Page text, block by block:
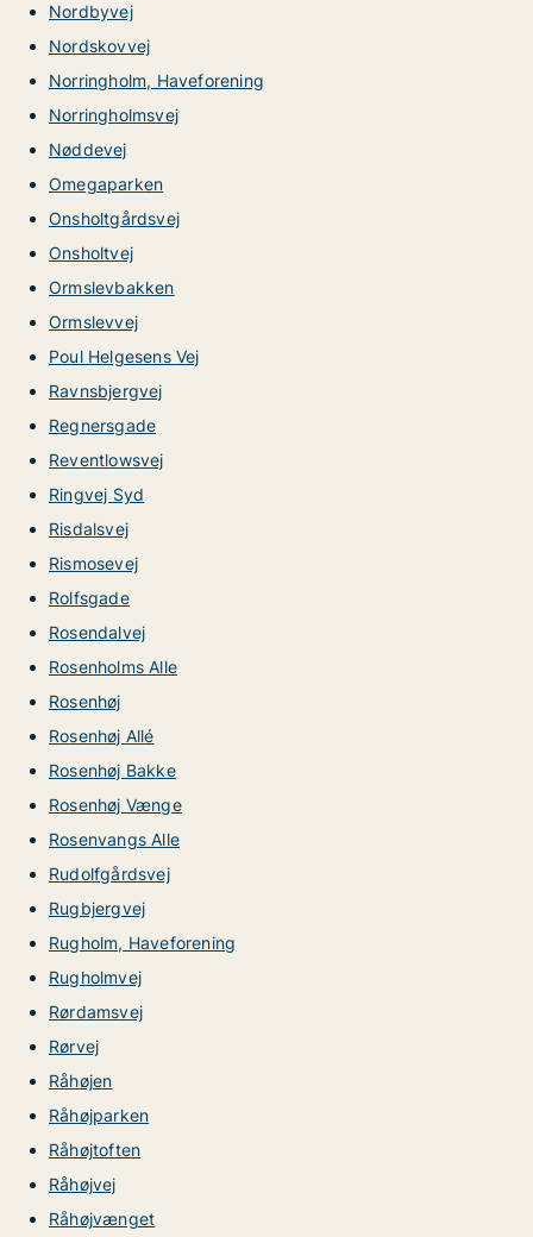
Nordbyvej
Nordskovvej
Norringholm, Haveforening
Norringholmsvej
Nøddevej
Omegaparken
Onsholtgårdsvej
Onsholtvej
Ormslevbakken
Ormslevvej
Poul Helgesens Vej
Ravnsbjergvej
Regnersgade
Reventlowsvej
Ringvej Syd
Risdalsvej
Rismosevej
Rolfsgade
Rosendalvej
Rosenholms Alle
Rosenhøj
Rosenhøj Allé
Rosenhøj Bakke
Rosenhøj Vænge
Rosenvangs Alle
Rudolfgårdsvej
Rugbjergvej
Rugholm, Haveforening
Rugholmvej
Rørdamsvej
Rørvej
Råhøjen
Råhøjparken
Råhøjtoften
Råhøjvej
Råhøjvænget